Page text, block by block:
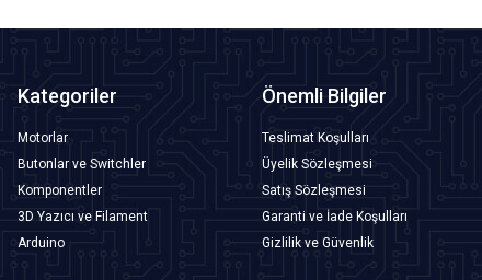
Kategoriler
Motorlar
Butonlar ve Switchler
Komponentler
3D Yazıcı ve Filament
Arduino
Önemli Bilgiler
Teslimat Koşulları
Üyelik Sözleşmesi
Satış Sözleşmesi
Garanti ve İade Koşulları
Gizlilik ve Güvenlik